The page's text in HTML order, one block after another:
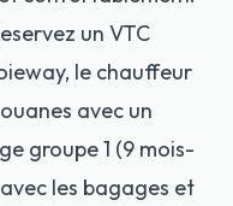
un VTC
le chauffeur
avec un
groupe 1 (9 mois-
les bagages et